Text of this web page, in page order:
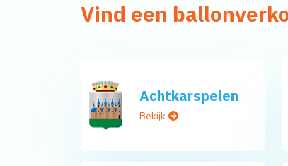
Vind een
Achtkarspelen
Bekijk